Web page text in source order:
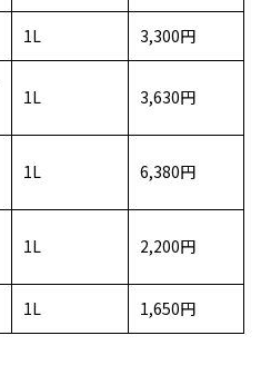
1L 3,300円
1L 3,630円
1L 6,380円
1L 2,200円
1L 1,650円